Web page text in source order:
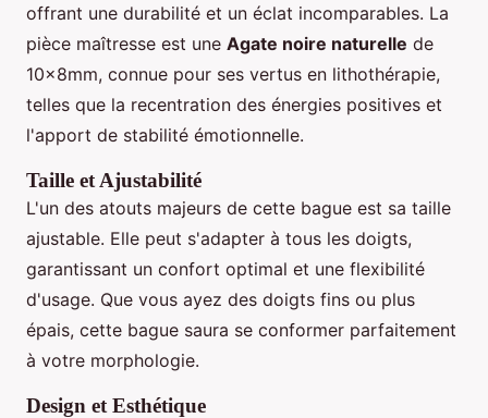
offrant une durabilité et un éclat incomparables. La
pièce maîtresse est une Agate noire naturelle de
10x8mm, connue pour ses vertus en lithothérapie,
telles que la recentration des énergies positives et
l'apport de stabilité émotionnelle.
Taille et Ajustabilité
L'un des atouts majeurs de cette bague est sa taille
ajustable. Elle peut s'adapter à tous les doigts,
garantissant un confort optimal et une flexibilité
d'usage. Que vous ayez des doigts fins ou plus
épais, cette bague saura se conformer parfaitement
à votre morphologie.
Design et Esthétique